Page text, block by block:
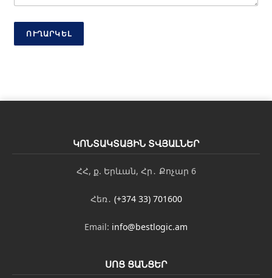
ո
ՈՒՂԱՐԿԵԼ
ԿՈՆՏԱԿՏԱՅԻՆ ՏՎՅԱԼՆԵՐ
ՀՀ, ք. Երևան, Հր․ Քոչար 6
Հեռ․ (+374 33) 701600
Email: info@bestlogic.am
ՍՈՑ ՑԱՆՑԵՐ